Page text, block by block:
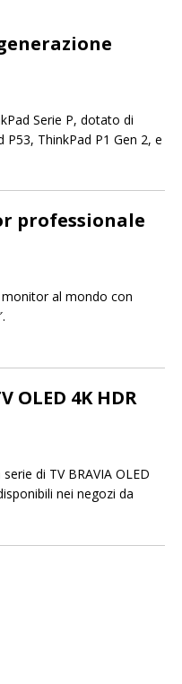
Serie P, dotato di
ThinkPad P1 Gen 2, e
professionale
al mondo con
4K HDR
di TV BRAVIA OLED
nei negozi da